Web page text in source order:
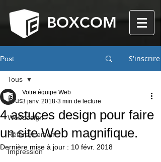
BOXCOM
Post S'inscrire
Tous
Webdesign
Référencement
Impression
Tous
4 astuces design pour faire
un site Web magnifique.
Votre équipe Web
3 janv. 2018 3 min de lecture
Dernière mise à jour : 10 févr. 2018